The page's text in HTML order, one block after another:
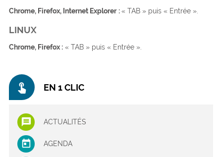
Chrome, Firefox, Internet Explorer :« TAB » puis « Entrée ».
LINUX
Chrome, Firefox :« TAB » puis « Entrée ».
touch_app EN 1 CLIC
ACTUALITÉS
AGENDA